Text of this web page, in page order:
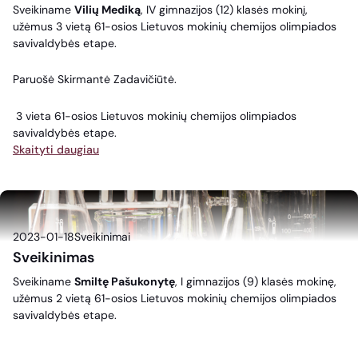
Sveikiname Vilių Mediką, IV gimnazijos (12) klasės mokinį,
užėmus 3 vietą 61-osios Lietuvos mokinių chemijos olimpiados
savivaldybės etape.
Paruošė Skirmantė Zadavičiūtė.
3 vieta 61-osios Lietuvos mokinių chemijos olimpiados
savivaldybės etape.
Skaityti daugiau
2023-01-18Sveikinimai
Sveikinimas
Sveikiname Smiltę Pašukonytę, I gimnazijos (9) klasės mokinę,
užėmus 2 vietą 61-osios Lietuvos mokinių chemijos olimpiados
savivaldybės etape.